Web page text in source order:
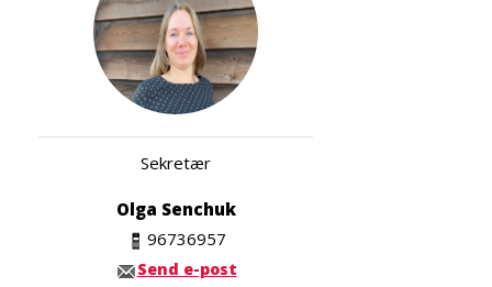
Sekretær
Olga Senchuk
96736957
Send e-post